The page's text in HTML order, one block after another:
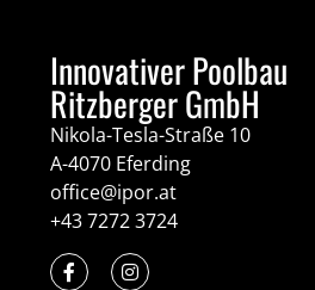
Innovativer Poolbau
Ritzberger GmbH
Nikola-Tesla-Straße 10
A-4070 Eferding
office@ipor.at
+43 7272 3724